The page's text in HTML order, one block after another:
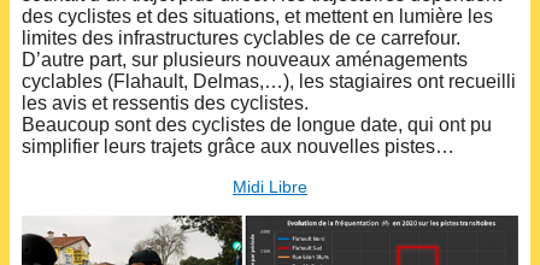
des cyclistes et des situations, et mettent en lumière les
limites des infrastructures cyclables de ce carrefour.
D’autre part, sur plusieurs nouveaux aménagements
cyclables (Flahault, Delmas,…), les stagiaires ont recueilli
les avis et ressentis des cyclistes.
Beaucoup sont des cyclistes de longue date, qui ont pu
simplifier leurs trajets grâce aux nouvelles pistes…
Midi Libre